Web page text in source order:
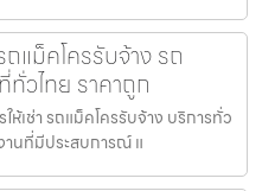
แม็คโครรับจ้าง รถ
ทั่วไทย ราคาถูก
เช่า รถแม็คโครรับจ้าง บริการทั่ว
านที่มีประสบการณ์ แ